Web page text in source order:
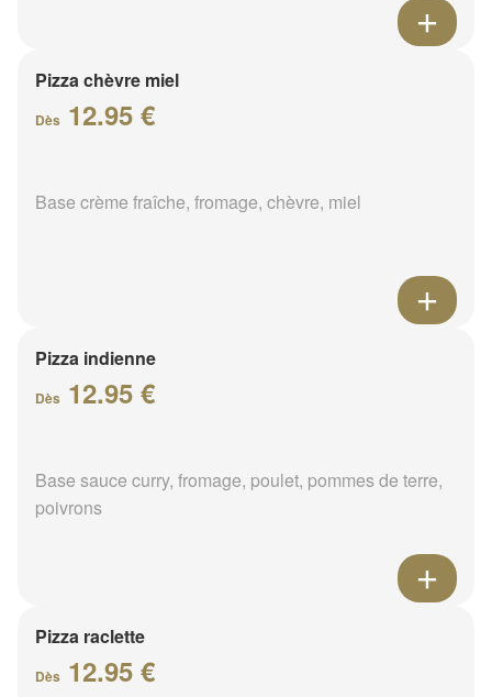
Pizza chèvre miel
Dès 12.95 €
Base crème fraîche, fromage, chèvre, miel
Pizza indienne
Dès 12.95 €
Base sauce curry, fromage, poulet, pommes de terre,
poivrons
Pizza raclette
Dès 12.95 €